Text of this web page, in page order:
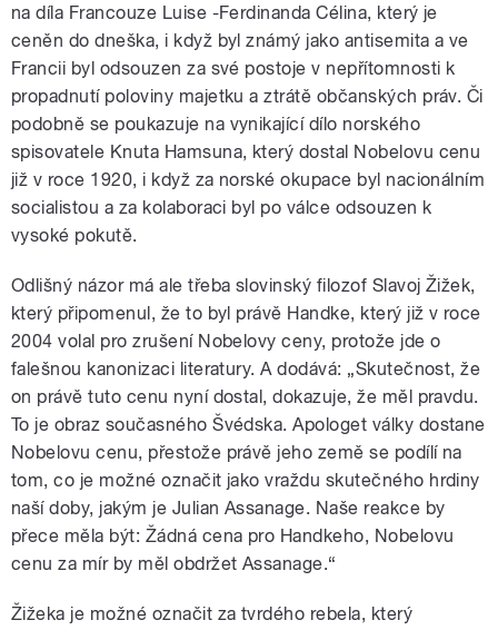
na díla Francouze Luise -Ferdinanda Célina, který je
ceněn do dneška, i když byl známý jako antisemita a ve
Francii byl odsouzen za své postoje v nepřítomnosti k
propadnutí poloviny majetku a ztrátě občanských práv. Či
podobně se poukazuje na vynikající dílo norského
spisovatele Knuta Hamsuna, který dostal Nobelovu cenu
již v roce 1920, i když za norské okupace byl nacionálním
socialistou a za kolaboraci byl po válce odsouzen k
vysoké pokutě.
Odlišný názor má ale třeba slovinský filozof Slavoj Žižek,
který připomenul, že to byl právě Handke, který již v roce
2004 volal pro zrušení Nobelovy ceny, protože jde o
falešnou kanonizaci literatury. A dodává: „Skutečnost, že
on právě tuto cenu nyní dostal, dokazuje, že měl pravdu.
To je obraz současného Švédska. Apologet války dostane
Nobelovu cenu, přestože právě jeho země se podílí na
tom, co je možné označit jako vraždu skutečného hrdiny
naší doby, jakým je Julian Assanage. Naše reakce by
přece měla být: Žádná cena pro Handkeho, Nobelovu
cenu za mír by měl obdržet Assanage.“
Žižeka je možné označit za tvrdého rebela, který